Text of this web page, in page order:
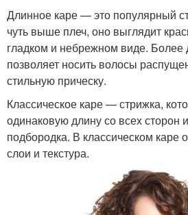
Длинное каре — это популярный
чуть выше плеч, оно выглядит
гладком и небрежном виде. Более
позволяет носить волосы
стильную прическу.
Классическое каре — стрижка,
одинаковую длину со всех
подбородка. В классическом каре
слои и текстура.